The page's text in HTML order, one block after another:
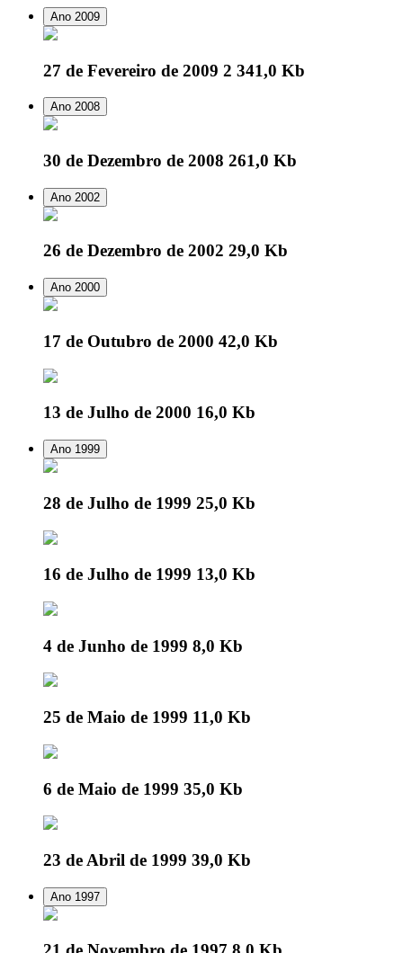
Ano 2009
27 de Fevereiro de 2009 2 341,0 Kb
Ano 2008
30 de Dezembro de 2008 261,0 Kb
Ano 2002
26 de Dezembro de 2002 29,0 Kb
Ano 2000
17 de Outubro de 2000 42,0 Kb
13 de Julho de 2000 16,0 Kb
Ano 1999
28 de Julho de 1999 25,0 Kb
16 de Julho de 1999 13,0 Kb
4 de Junho de 1999 8,0 Kb
25 de Maio de 1999 11,0 Kb
6 de Maio de 1999 35,0 Kb
23 de Abril de 1999 39,0 Kb
Ano 1997